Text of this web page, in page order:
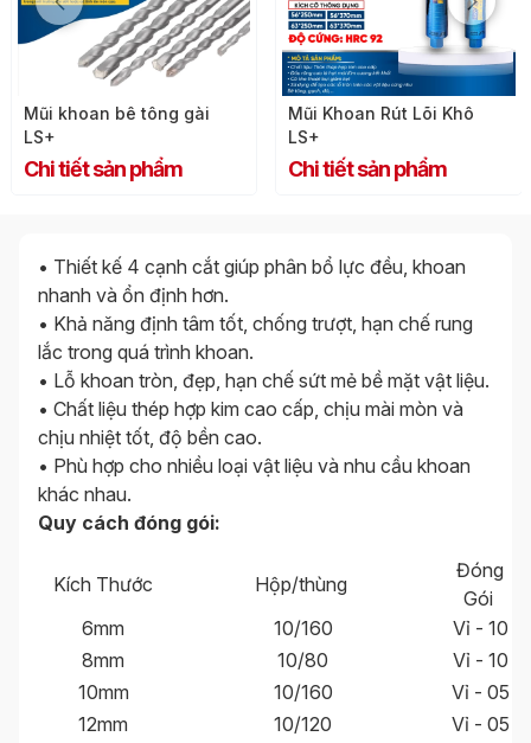
Mũi khoan bê tông gài
LS+
Chi tiết sản phẩm
Mũi Khoan Rút Lõi Khô
LS+
Chi tiết sản phẩm
• Thiết kế 4 cạnh cắt giúp phân bổ lực đều, khoan
nhanh và ổn định hơn.
• Khả năng định tâm tốt, chống trượt, hạn chế rung
lắc trong quá trình khoan.
• Lỗ khoan tròn, đẹp, hạn chế sứt mẻ bề mặt vật liệu.
• Chất liệu thép hợp kim cao cấp, chịu mài mòn và
chịu nhiệt tốt, độ bền cao.
• Phù hợp cho nhiều loại vật liệu và nhu cầu khoan
khác nhau.
Quy cách đóng gói:
Kích Thước Hộp/thùng
Đóng
Gói
6mm
10/160
Vỉ - 10
8mm
10/80
Vỉ - 10
10mm
10/160
Vỉ - 05
12mm
10/120 Vỉ - 05